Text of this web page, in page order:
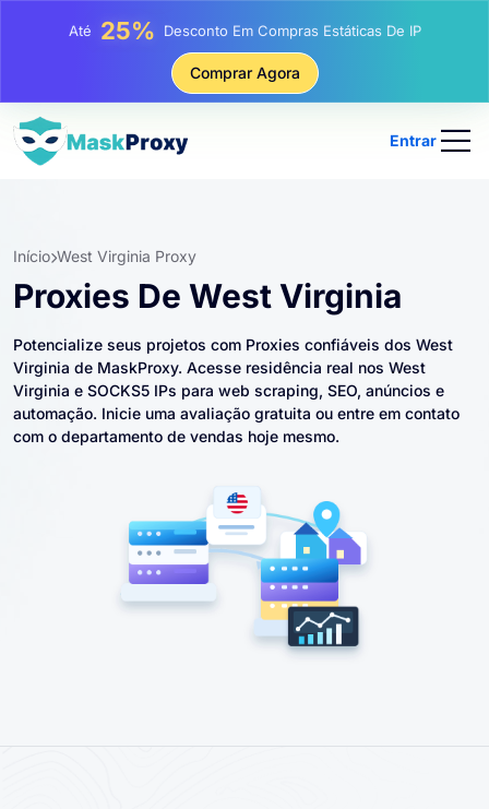
Até81%Desconto Em Compras Rotativas De IP
Comprar Agora
Entrar
Início West Virginia Proxy
Proxies De West Virginia
Potencialize seus projetos com Proxies confiáveis ​​dos West
Virginia de MaskProxy. Acesse residência real nos West
Virginia e SOCKS5 IPs para web scraping, SEO, anúncios e
automação. Inicie uma avaliação gratuita ou entre em contato
com o departamento de vendas hoje mesmo.